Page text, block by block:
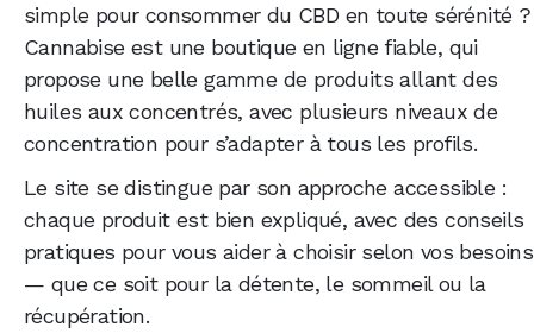
simple pour consommer du CBD en toute sérénité ?
Cannabise est une boutique en ligne fiable, qui
propose une belle gamme de produits allant des
huiles aux concentrés, avec plusieurs niveaux de
concentration pour s’adapter à tous les profils.
Le site se distingue par son approche accessible :
chaque produit est bien expliqué, avec des conseils
pratiques pour vous aider à choisir selon vos besoins
— que ce soit pour la détente, le sommeil ou la
récupération.